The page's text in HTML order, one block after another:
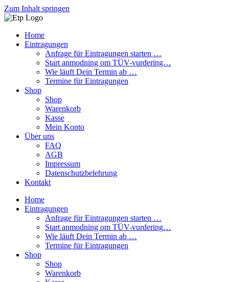
Zum Inhalt springen
Home
Eintragungen
Anfrage für Eintragungen starten …
Start anmodning om TÜV-vurdering…
Wie läuft Dein Termin ab …
Termine für Eintragungen
Shop
Shop
Warenkorb
Kasse
Mein Konto
Über uns
FAQ
AGB
Impressum
Datenschutzbelehrung
Kontakt
Home
Eintragungen
Anfrage für Eintragungen starten …
Start anmodning om TÜV-vurdering…
Wie läuft Dein Termin ab …
Termine für Eintragungen
Shop
Shop
Warenkorb